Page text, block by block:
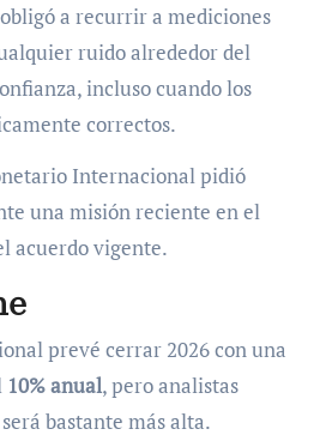
a recurrir a mediciones
ruido alrededor del
incluso cuando los
correctos.
Internacional pidió
una misión reciente en el
acuerdo vigente.
prevé cerrar 2026 con una
10% anual, pero analistas
bastante más alta.